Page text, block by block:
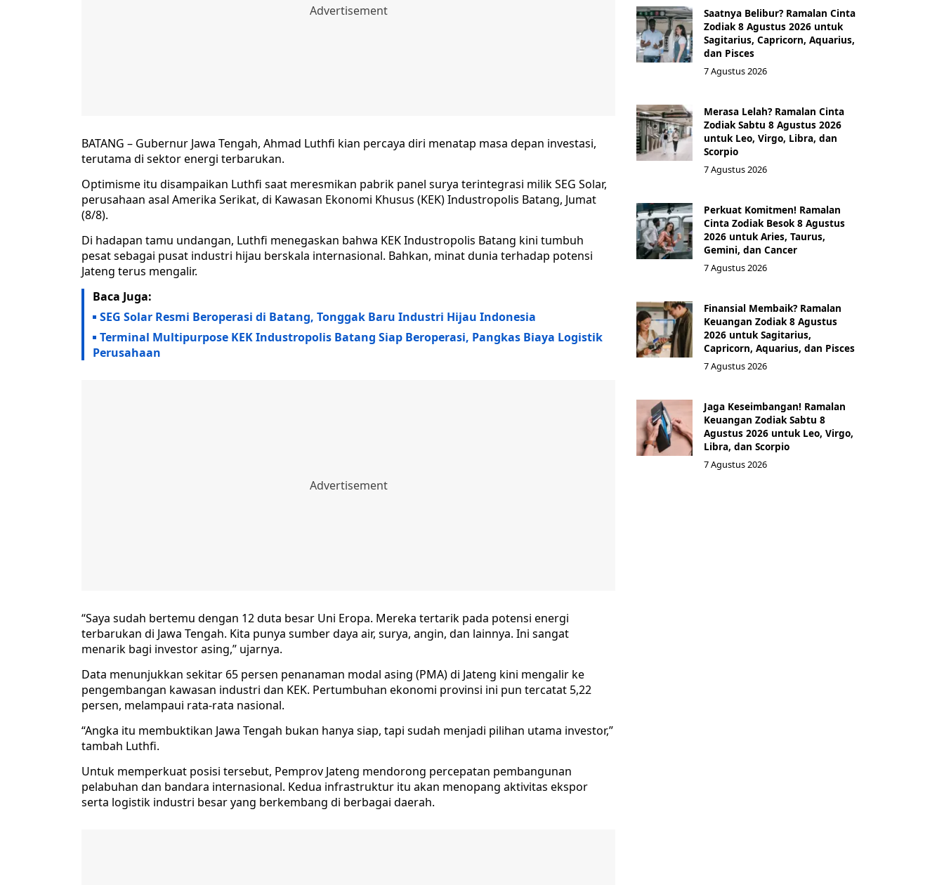
BATANG – Gubernur Jawa Tengah, Ahmad Luthfi kian percaya diri menatap masa depan investasi,
terutama di sektor energi terbarukan.
Optimisme itu disampaikan Luthfi saat meresmikan pabrik panel surya terintegrasi milik SEG Solar,
perusahaan asal Amerika Serikat, di Kawasan Ekonomi Khusus (KEK) Industropolis Batang, Jumat
(8/8).
Di hadapan tamu undangan, Luthfi menegaskan bahwa KEK Industropolis Batang kini tumbuh
pesat sebagai pusat industri hijau berskala internasional. Bahkan, minat dunia terhadap potensi
Jateng terus mengalir.
Baca Juga:
SEG Solar Resmi Beroperasi di Batang, Tonggak Baru Industri Hijau Indonesia
Terminal Multipurpose KEK Industropolis Batang Siap Beroperasi, Pangkas Biaya Logistik
Perusahaan
“Saya sudah bertemu dengan 12 duta besar Uni Eropa. Mereka tertarik pada potensi energi
terbarukan di Jawa Tengah. Kita punya sumber daya air, surya, angin, dan lainnya. Ini sangat
menarik bagi investor asing,” ujarnya.
Data menunjukkan sekitar 65 persen penanaman modal asing (PMA) di Jateng kini mengalir ke
pengembangan kawasan industri dan KEK. Pertumbuhan ekonomi provinsi ini pun tercatat 5,22
persen, melampaui rata-rata nasional.
“Angka itu membuktikan Jawa Tengah bukan hanya siap, tapi sudah menjadi pilihan utama investor,”
tambah Luthfi.
Untuk memperkuat posisi tersebut, Pemprov Jateng mendorong percepatan pembangunan
pelabuhan dan bandara internasional. Kedua infrastruktur itu akan menopang aktivitas ekspor
serta logistik industri besar yang berkembang di berbagai daerah.
Saatnya Belibur? Ramalan Cinta
Zodiak 8 Agustus 2026 untuk
Sagitarius, Capricorn, Aquarius,
dan Pisces
7 Agustus 2026
Merasa Lelah? Ramalan Cinta
Zodiak Sabtu 8 Agustus 2026
untuk Leo, Virgo, Libra, dan
Scorpio
7 Agustus 2026
Perkuat Komitmen! Ramalan
Cinta Zodiak Besok 8 Agustus
2026 untuk Aries, Taurus,
Gemini, dan Cancer
7 Agustus 2026
Finansial Membaik? Ramalan
Keuangan Zodiak 8 Agustus
2026 untuk Sagitarius,
Capricorn, Aquarius, dan Pisces
7 Agustus 2026
Jaga Keseimbangan! Ramalan
Keuangan Zodiak Sabtu 8
Agustus 2026 untuk Leo, Virgo,
Libra, dan Scorpio
7 Agustus 2026